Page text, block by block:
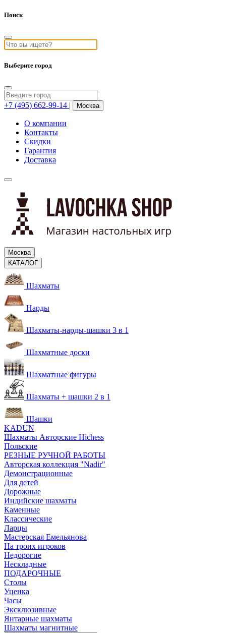
Поиск
Выберите город
+7 (495) 662-99-14 | Москва
О компании
Контакты
Скидки
Гарантия
Доставка
Москва
КАТАЛОГ
Шахматы
Нарды
Шахматы-нарды-шашки 3 в 1
Шахматные доски
Шахматные фигуры
Шахматы + шашки 2 в 1
Шашки
KADUN
Шахматы Авторские Hichess
Польские
РЕЗНЫЕ РУЧНОЙ РАБОТЫ
Авторская коллекция "Nadir"
Демонстрационные
Для детей
Дорожные
Индийские шахматы
Каменные
Классические
Ларцы
Мастерская Емельянова
На троих игроков
Недорогие
Нескладные
ПОДАРОЧНЫЕ
Столы
Уценка
Часы
Эксклюзивные
Янтарные шахматы
Шахматы магнитные